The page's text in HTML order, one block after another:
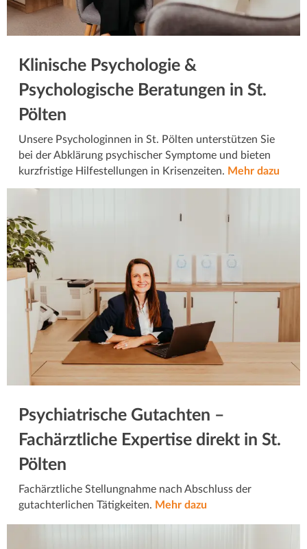
Klinische Psychologie &
Psychologische Beratungen in St.
Pölten
Unsere Psychologinnen in St. Pölten unterstützen Sie
bei der Abklärung psychischer Symptome und bieten
kurzfristige Hilfestellungen in Krisenzeiten. Mehr dazu
Psychiatrische Gutachten –
Fachärztliche Expertise direkt in St.
Pölten
Fachärztliche Stellungnahme nach Abschluss der
gutachterlichen Tätigkeiten. Mehr dazu